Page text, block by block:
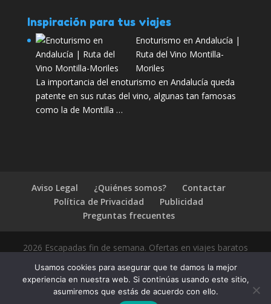
Inspiración para tus viajes
Enoturismo en Andalucía |
Ruta del Vino Montilla-
Moriles
La importancia del enoturismo en Andalucía queda
patente en sus rutas del vino, algunas tan famosas
como la de Montilla …
Aviso Legal ¿Quiénes somos?
Contactar
Política de Privacidad
Publicidad
Preguntas frecuentes
2026 Escapadas fin de semana. Ofertas en viajes baratos
Usamos cookies para asegurar que te damos la mejor
experiencia en nuestra web. Si continúas usando este sitio,
asumiremos que estás de acuerdo con ello.